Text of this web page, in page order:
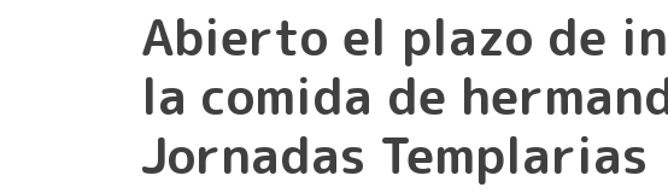
Abierto el plazo de
la comida de
Jornadas Templarias